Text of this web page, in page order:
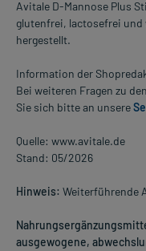
Avitale D-Mannose Plus
glutenfrei, lactosefrei und
hergestellt.
Information der
Bei weiteren Fragen zu
Sie sich bitte an unsere
Quelle: www.avitale.de
Stand: 05/2026
Hinweis: Weiterführende
ausgewogene,